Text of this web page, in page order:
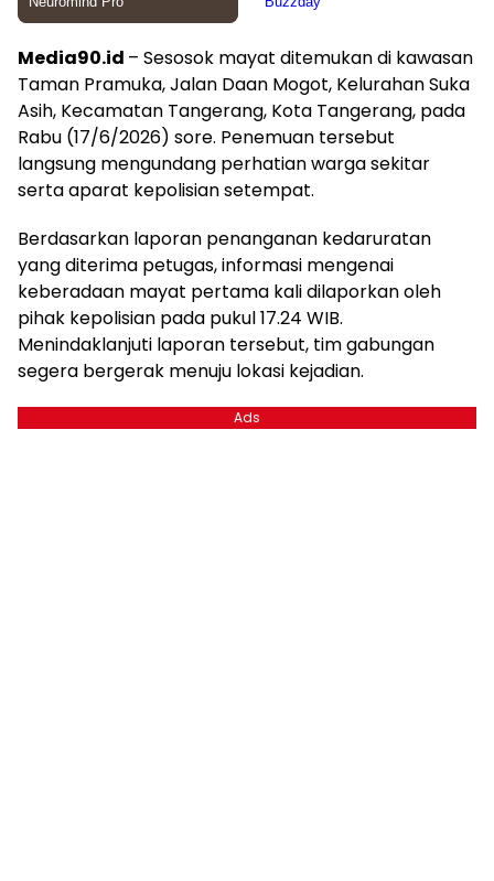
Media90.id – Sesosok mayat ditemukan di kawasan
Taman Pramuka, Jalan Daan Mogot, Kelurahan Suka
Asih, Kecamatan Tangerang, Kota Tangerang, pada
Rabu (17/6/2026) sore. Penemuan tersebut
langsung mengundang perhatian warga sekitar
serta aparat kepolisian setempat.
Berdasarkan laporan penanganan kedaruratan
yang diterima petugas, informasi mengenai
keberadaan mayat pertama kali dilaporkan oleh
pihak kepolisian pada pukul 17.24 WIB.
Menindaklanjuti laporan tersebut, tim gabungan
segera bergerak menuju lokasi kejadian.
Ads